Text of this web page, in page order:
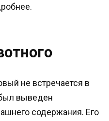
не встречается в
выведен
содержания. Его